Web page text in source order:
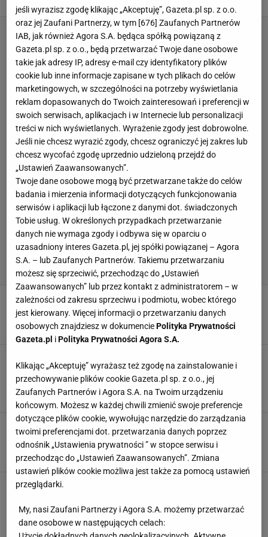
Kiedyś obciachowe, teraz must-have. Te tanie
buty podbijają ulicę i tworzą cool stylówki
Marta Podściańska,6 KWIETNIA 2026, 15:12
szpilki, wyglądają elegancko i pasują do
wszystkiego
Klaudia Kierzkowska, 31 MARCA 2026, 12:29
Adidas Originals z ogromnym rabatem. Te
sneakersy pasują do wszystkiego
Marta Podściańska,11 MARCA 2026, 20:07
zaskoczą!
Sara Mackiewicz, 10 MAJA 2024, 23:41
jeśli wyrazisz zgodę klikając „Akceptuję”, Gazeta.pl sp. z o.o.
oraz jej Zaufani Partnerzy, w tym [676] Zaufanych Partnerów
IAB, jak również Agora S.A. będąca spółką powiązaną z
Gazeta.pl sp. z o.o., będą przetwarzać Twoje dane osobowe
takie jak adresy IP, adresy e-mail czy identyfikatory plików
cookie lub inne informacje zapisane w tych plikach do celów
marketingowych, w szczególności na potrzeby wyświetlania
reklam dopasowanych do Twoich zainteresowań i preferencji w
swoich serwisach, aplikacjach i w Internecie lub personalizacji
treści w nich wyświetlanych. Wyrażenie zgody jest dobrowolne.
Jeśli nie chcesz wyrazić zgody, chcesz ograniczyć jej zakres lub
chcesz wycofać zgodę uprzednio udzieloną przejdź do
„Ustawień Zaawansowanych”.
Twoje dane osobowe mogą być przetwarzane także do celów
badania i mierzenia informacji dotyczących funkcjonowania
serwisów i aplikacji lub łączone z danymi dot. świadczonych
Tobie usług. W określonych przypadkach przetwarzanie
danych nie wymaga zgody i odbywa się w oparciu o
uzasadniony interes Gazeta.pl, jej spółki powiązanej – Agora
S.A. – lub Zaufanych Partnerów. Takiemu przetwarzaniu
możesz się sprzeciwić, przechodząc do „Ustawień
Zaawansowanych” lub przez kontakt z administratorem – w
zależności od zakresu sprzeciwu i podmiotu, wobec którego
jest kierowany. Więcej informacji o przetwarzaniu danych
osobowych znajdziesz w dokumenciePolityka Prywatności
Gazeta.pl iPolityka Prywatności Agora S.A.
Klikając „Akceptuję” wyrażasz też zgodę na zainstalowanie i
przechowywanie plików cookie Gazeta.pl sp. z o.o., jej
Zaufanych Partnerów i Agora S.A. na Twoim urządzeniu
końcowym. Możesz w każdej chwili zmienić swoje preferencje
dotyczące plików cookie, wywołując narzędzie do zarządzania
twoimi preferencjami dot. przetwarzania danych poprzez
odnośnik „Ustawienia prywatności ” w stopce serwisu i
przechodząc do „Ustawień Zaawansowanych”. Zmiana
ustawień plików cookie możliwa jest także za pomocą ustawień
przeglądarki.
My, nasi Zaufani Partnerzy i Agora S.A. możemy przetwarzać
dane osobowe w następujących celach: